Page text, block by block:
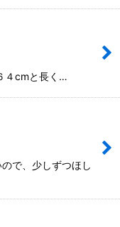
４cmと長く…
で、少しずつほし